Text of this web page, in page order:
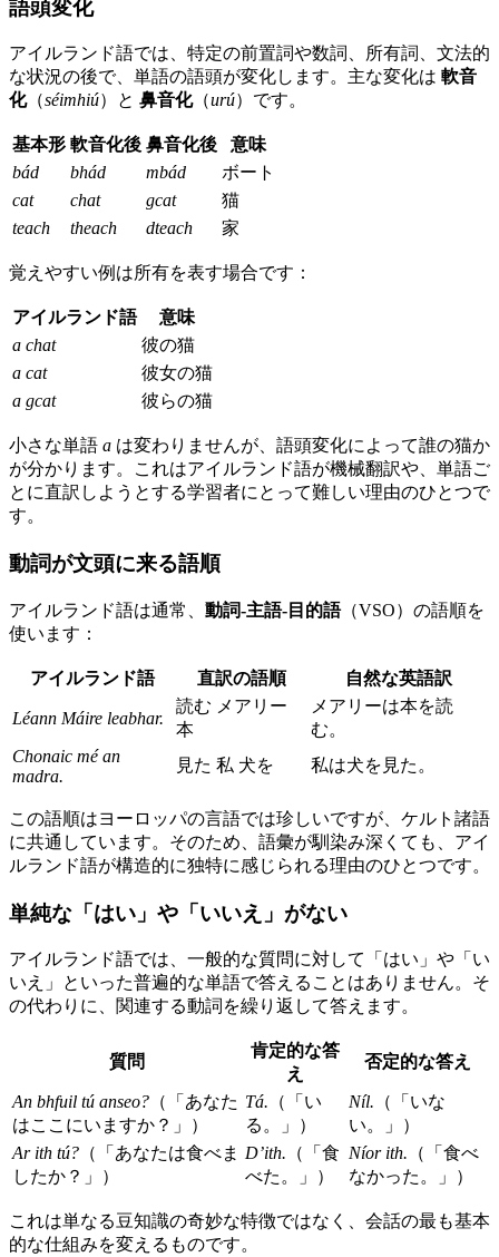
語頭変化
アイルランド語では、特定の前置詞や数詞、所有詞、文法的
な状況の後で、単語の語頭が変化します。主な変化は 軟音
化（séimhiú）と 鼻音化（urú）です。
基本形 軟音化後 鼻音化後
意味
bád
bhád mbád
ボート
cat
chat gcat
猫
teach
theach dteach 家
覚えやすい例は所有を表す場合です：
アイルランド語
意味
a chat
彼の猫
a cat
彼女の猫
a gcat
彼らの猫
小さな単語 a は変わりませんが、語頭変化によって誰の猫か
が分かります。これはアイルランド語が機械翻訳や、単語ご
とに直訳しようとする学習者にとって難しい理由のひとつで
す。
動詞が文頭に来る語順
アイルランド語は通常、 動詞-主語-目的語（VSO）の語順を
使います：
アイルランド語 直訳の語順 自然な英語訳
Léann Máire leabhar.
読む メアリー
本
メアリーは本を読
む。
Chonaic mé an
madra.
見た 私 犬を 私は犬を見た。
この語順はヨーロッパの言語では珍しいですが、ケルト諸語
に共通しています。そのため、語彙が馴染み深くても、アイ
ルランド語が構造的に独特に感じられる理由のひとつです。
単純な「はい」や「いいえ」がない
アイルランド語では、一般的な質問に対して「はい」や「い
いえ」といった普遍的な単語で答えることはありません。そ
の代わりに、関連する動詞を繰り返して答えます。
質問
肯定的な答
え
否定的な答え
An bhfuil tú anseo? （「あなた
はここにいますか？」）
Tá. （「い
る。」）
Níl. （「いな
い。」）
Ar ith tú? （「あなたは食べま
したか？」）
D’ith. （「食
べた。」）
Níor ith. （「食べ
なかった。」）
これは単なる豆知識の奇妙な特徴ではなく、会話の最も基本
的な仕組みを変えるものです。